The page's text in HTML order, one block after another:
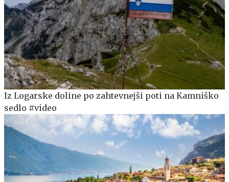
Iz Logarske doline po zahtevnejši poti na Kamniško
sedlo #video